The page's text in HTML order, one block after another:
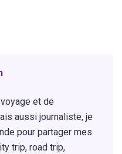
et de
aussi journaliste, je
pour partager mes
trip, road trip,